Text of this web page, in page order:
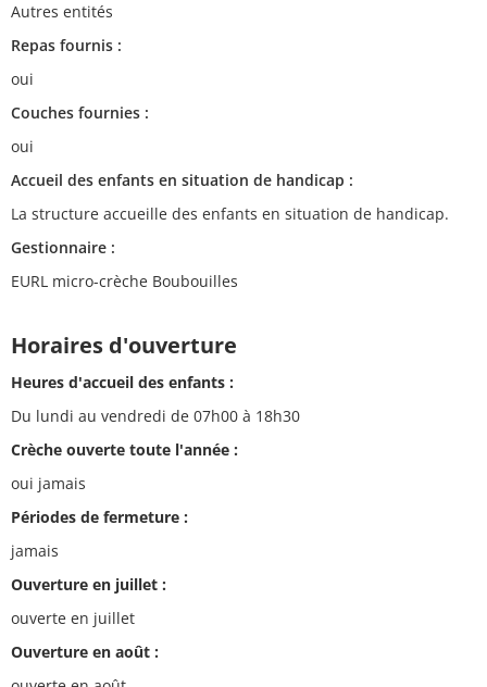
Autres entités
Repas fournis :
oui
Couches fournies :
oui
Accueil des enfants en situation de handicap :
La structure accueille des enfants en situation de handicap.
Gestionnaire :
EURL micro-crèche Boubouilles
Horaires d'ouverture
Heures d'accueil des enfants :
Du lundi au vendredi de 07h00 à 18h30
Crèche ouverte toute l'année :
oui jamais
Périodes de fermeture :
jamais
Ouverture en juillet :
ouverte en juillet
Ouverture en août :